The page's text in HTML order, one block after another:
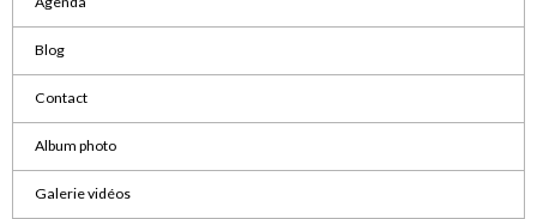
Blog
Contact
Album photo
Galerie vidéos